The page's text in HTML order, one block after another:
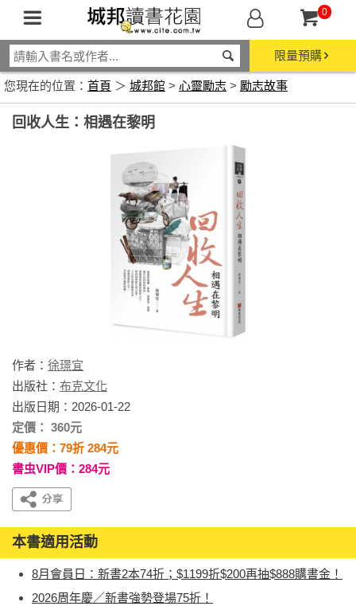
0
限量預購
您現在的位置： 首頁 ＞ 城邦館 > 心靈勵志 > 勵志故事
回收人生：相遇在黎明
作者： 徐璟宜
出版社： 布克文化
出版日期：2026-01-22
定價： 360元
優惠價：79折 284元
書虫VIP價：284元
本書適用活動
8月會員日：新書2本74折；$1199折$200再抽$888購書金！
2026周年慶／新書強勢登場75折！